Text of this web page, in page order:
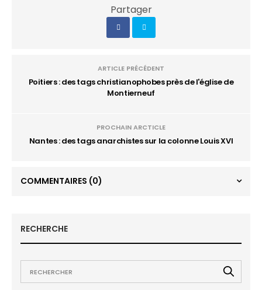
Partager
ARTICLE PRÉCÉDENT
Poitiers : des tags christianophobes près de l'église de
Montierneuf
PROCHAIN ARCTICLE
Nantes : des tags anarchistes sur la colonne Louis XVI
COMMENTAIRES (0)
RECHERCHE